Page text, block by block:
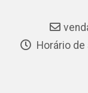
Horário